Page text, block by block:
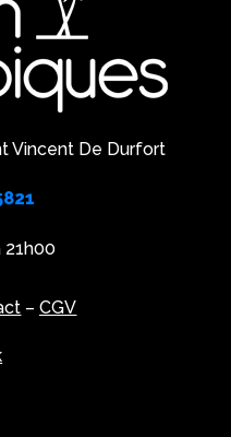
Vincent De Durfort
–CGV